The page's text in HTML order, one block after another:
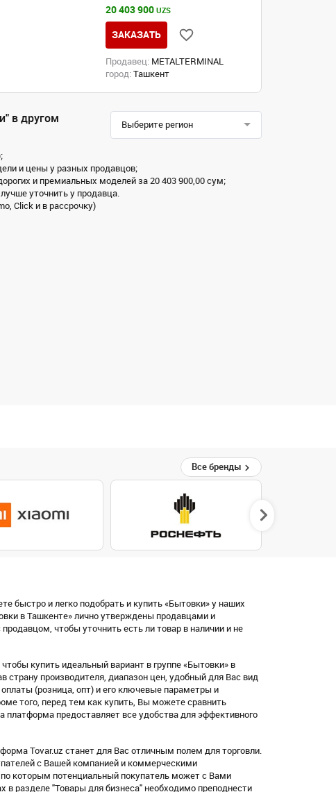
20 403 900UZS
ЗАКАЗАТЬ
Продавец: METALTERMINAL
город: Ташкент
в другом
Выберите регион
и цены у разных продавцов;
и премиальных моделей за 20 403 900,00 сум;
уточнить у продавца.
Click и в рассрочку)
Все бренды
быстро и легко подобрать и купить «Бытовки» у наших
в Ташкенте» лично утверждены продавцами и
чтобы уточнить есть ли товар в наличии и не
купить идеальный вариант в группе «Бытовки» в
производителя, диапазон цен, удобный для Вас вид
(розница, опт) и его ключевые параметры и
того, перед тем как купить, Вы можете сравнить
предоставляет все удобства для эффективного
Tovar.uz станет для Вас отличным полем для торговли.
с Вашей компанией и коммерческими
которым потенциальный покупатель может с Вами
разделе "Товары для бизнеса" необходимо преподнести